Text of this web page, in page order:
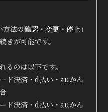
法の確認・変更・停止」
きが可能です。
るのは以下です。
ド決済・d払い・auかん
ド決済・d払い・auかん